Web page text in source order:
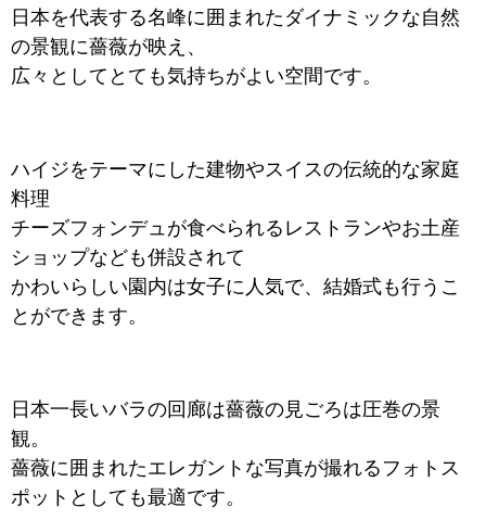
日本を代表する名峰に囲まれたダイナミックな自然
の景観に薔薇が映え、
広々としてとても気持ちがよい空間です。
ハイジをテーマにした建物やスイスの伝統的な家庭
料理
チーズフォンデュが食べられるレストランやお土産
ショップなども併設されて
かわいらしい園内は女子に人気で、結婚式も行うこ
とができます。
日本一長いバラの回廊は薔薇の見ごろは圧巻の景
観。
薔薇に囲まれたエレガントな写真が撮れるフォトス
ポットとしても最適です。